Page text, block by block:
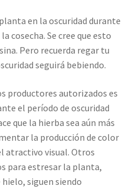
en la oscuridad durante
cosecha. Se cree que esto
Pero recuerda regar tu
seguirá bebiendo.
productores autorizados es
el período de oscuridad
que la hierba sea aún más
la producción de color
atractivo visual. Otros
para estresar la planta,
siguen siendo